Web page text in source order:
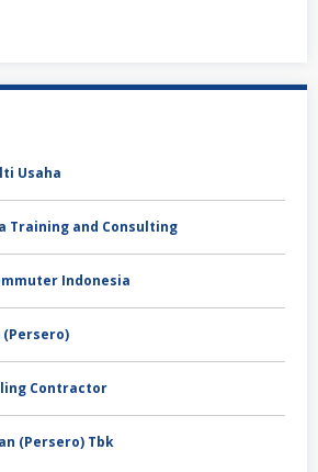
Usaha
Training and Consulting
Indonesia
(Persero)
Contractor
(Persero) Tbk